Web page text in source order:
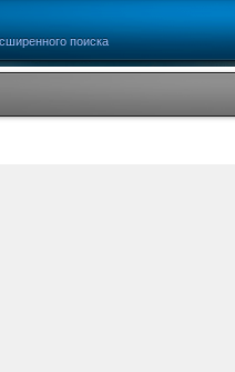
поиска